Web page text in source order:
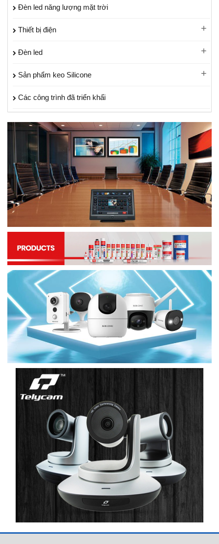
Đèn led năng lượng mặt trời
Thiết bị điện
Đèn led
Sản phẩm keo Silicone
Các công trình đã triển khẩi